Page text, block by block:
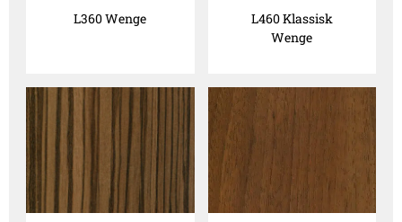
L360 Wenge
L460 Klassisk
Wenge